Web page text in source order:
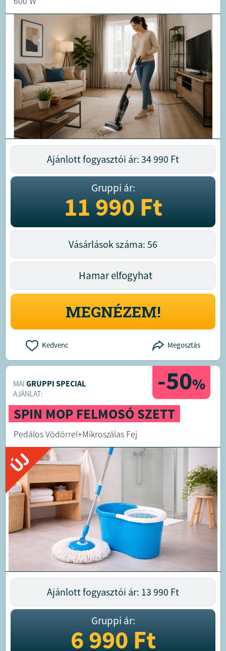
Ajánlott fogyasztói ár: 34 990 Ft
Gruppi ár:
11 990Ft
Vásárlások száma: 56
Hamar elfogyhat
MEGNÉZEM!
Kedvenc Megosztás
-50%
MAI GRUPPI SPECIAL
AJÁNLAT:
SPIN MOP FELMOSÓ SZETT
Pedálos Vödörrel+Mikroszálas Fej
ÚJ
Ajánlott fogyasztói ár: 13 990 Ft
Gruppi ár:
6 990Ft